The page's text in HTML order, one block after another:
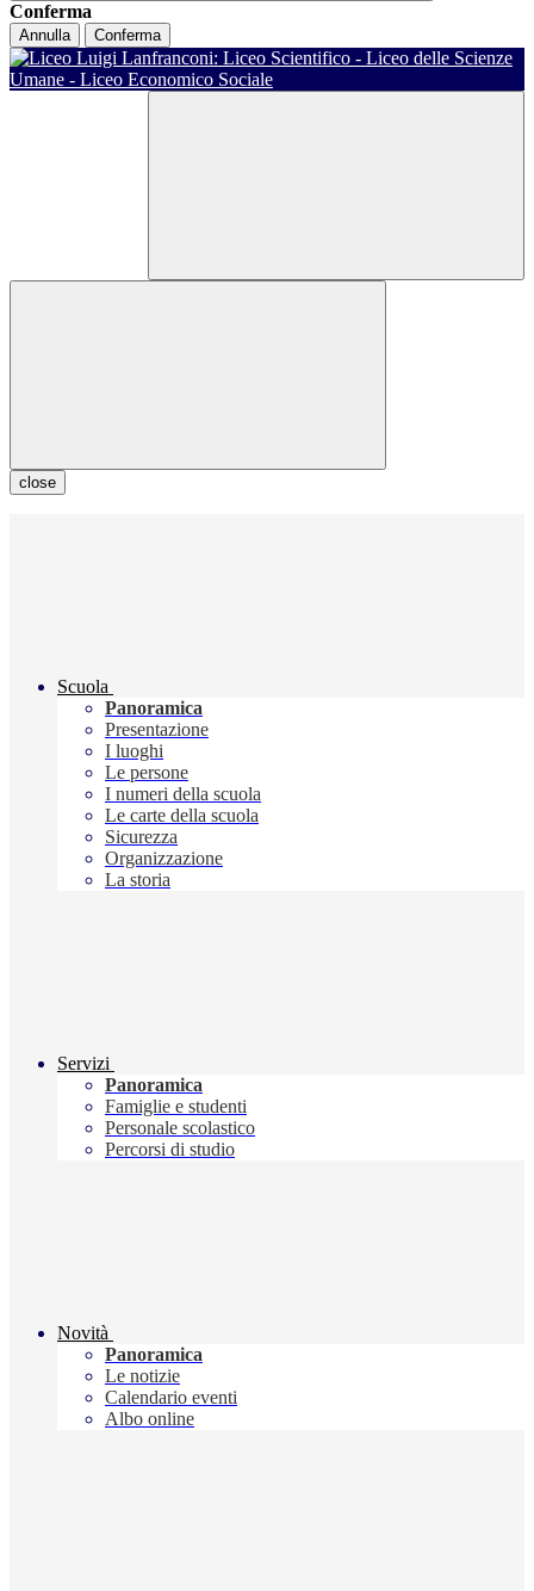
Conferma
Annulla Conferma
close
Scuola
Panoramica
Presentazione
I luoghi
Le persone
I numeri della scuola
Le carte della scuola
Sicurezza
Organizzazione
La storia
Servizi
Panoramica
Famiglie e studenti
Personale scolastico
Percorsi di studio
Novità
Panoramica
Le notizie
Calendario eventi
Albo online